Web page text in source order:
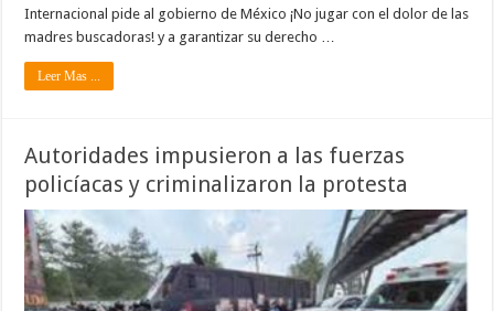
Internacional pide al gobierno de México ¡No jugar con el dolor de las
madres buscadoras! y a garantizar su derecho …
Leer Mas ...
Autoridades impusieron a las fuerzas
policíacas y criminalizaron la protesta